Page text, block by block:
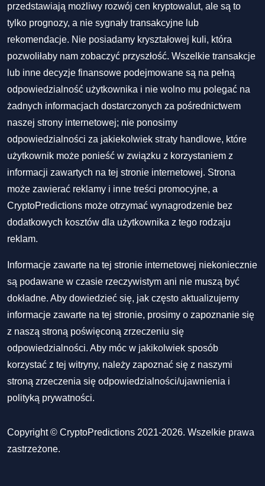
przedstawiają możliwy rozwój cen kryptowalut, ale są to
tylko prognozy, a nie sygnały transakcyjne lub
rekomendacje. Nie posiadamy kryształowej kuli, która
pozwoliłaby nam zobaczyć przyszłość. Wszelkie transakcje
lub inne decyzje finansowe podejmowane są na pełną
odpowiedzialność użytkownika i nie wolno mu polegać na
żadnych informacjach dostarczonych za pośrednictwem
naszej strony internetowej; nie ponosimy
odpowiedzialności za jakiekolwiek straty handlowe, które
użytkownik może ponieść w związku z korzystaniem z
informacji zawartych na tej stronie internetowej. Strona
może zawierać reklamy i inne treści promocyjne, a
CryptoPredictions może otrzymać wynagrodzenie bez
dodatkowych kosztów dla użytkownika z tego rodzaju
reklam.
Informacje zawarte na tej stronie internetowej niekoniecznie
są podawane w czasie rzeczywistym ani nie muszą być
dokładne. Aby dowiedzieć się, jak często aktualizujemy
informacje zawarte na tej stronie, prosimy o zapoznanie się
z naszą stroną poświęconą zrzeczeniu się
odpowiedzialności. Aby móc w jakikolwiek sposób
korzystać z tej witryny, należy zapoznać się z naszymi
stroną zrzeczenia się odpowiedzialności/ujawnienia i
polityką prywatności.
Copyright © CryptoPredictions 2021-2026. Wszelkie prawa
zastrzeżone.